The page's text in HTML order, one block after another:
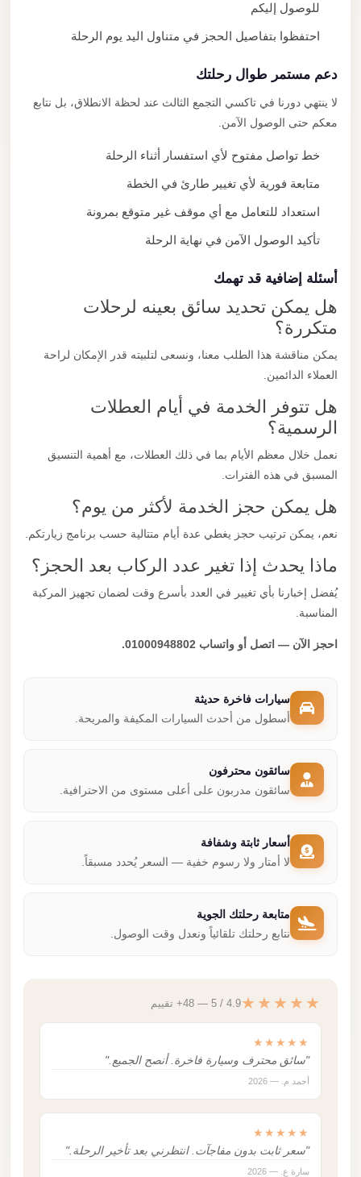
للوصول إليكم
احتفظوا بتفاصيل الحجز في متناول اليد يوم الرحلة
دعم مستمر طوال رحلتك
لا ينتهي دورنا في تاكسي التجمع الثالث عند لحظة الانطلاق، بل نتابع
معكم حتى الوصول الآمن.
خط تواصل مفتوح لأي استفسار أثناء الرحلة
متابعة فورية لأي تغيير طارئ في الخطة
استعداد للتعامل مع أي موقف غير متوقع بمرونة
تأكيد الوصول الآمن في نهاية الرحلة
أسئلة إضافية قد تهمك
هل يمكن تحديد سائق بعينه لرحلات
متكررة؟
يمكن مناقشة هذا الطلب معنا، ونسعى لتلبيته قدر الإمكان لراحة
العملاء الدائمين.
هل تتوفر الخدمة في أيام العطلات
الرسمية؟
نعمل خلال معظم الأيام بما في ذلك العطلات، مع أهمية التنسيق
المسبق في هذه الفترات.
هل يمكن حجز الخدمة لأكثر من يوم؟
نعم، يمكن ترتيب حجز يغطي عدة أيام متتالية حسب برنامج زيارتكم.
ماذا يحدث إذا تغير عدد الركاب بعد الحجز؟
يُفضل إخبارنا بأي تغيير في العدد بأسرع وقت لضمان تجهيز المركبة
المناسبة.
احجز الآن — اتصل أو واتساب 01000948802.
سيارات فاخرة حديثة
أسطول من أحدث السيارات المكيفة والمريحة.
سائقون محترفون
سائقون مدربون على أعلى مستوى من الاحترافية.
أسعار ثابتة وشفافة
لا أمتار ولا رسوم خفية — السعر يُحدد مسبقاً.
متابعة رحلتك الجوية
نتابع رحلتك تلقائياً ونعدل وقت الوصول.
★★★★★4.9 / 5 — 48+ تقييم
★★★★★
"سائق محترف وسيارة فاخرة. أنصح الجميع."
أحمد م. — 2026
★★★★★
"سعر ثابت بدون مفاجآت. انتظرني بعد تأخير الرحلة."
سارة ع. — 2026